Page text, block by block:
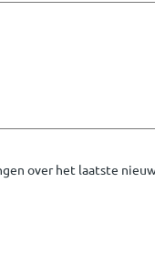
over het laatste